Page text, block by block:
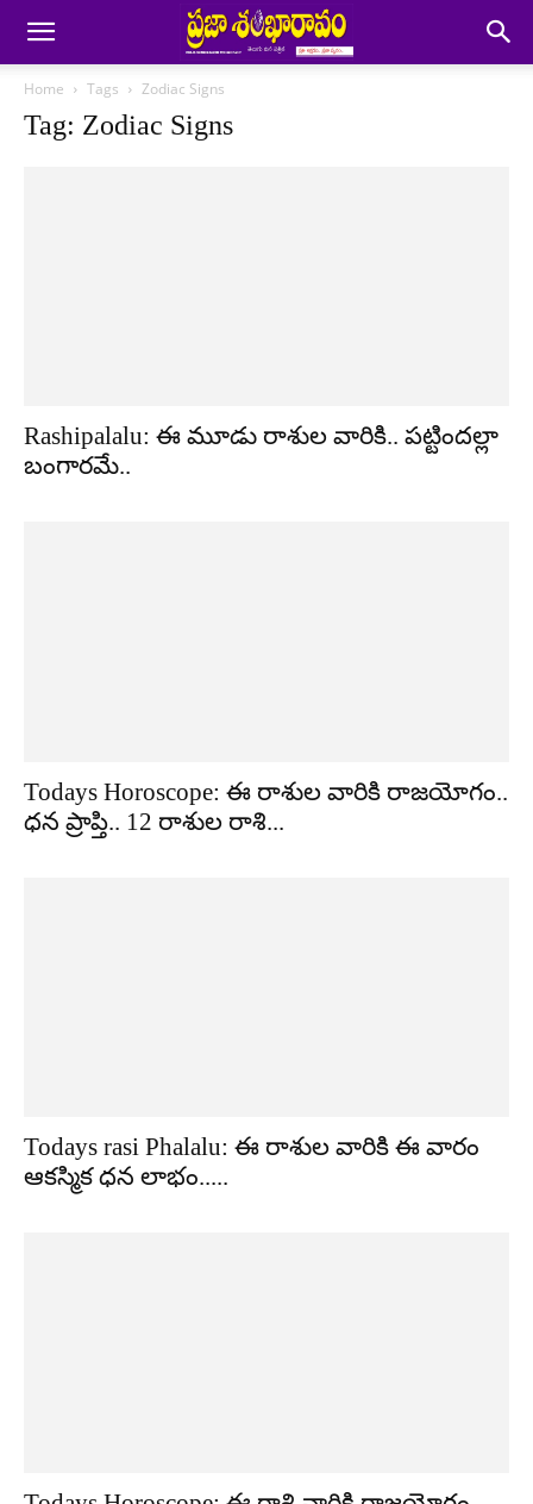
Home Tags Zodiac Signs
Tag: Zodiac Signs
Rashipalalu: ఈ మూడు రాశుల వారికి.. పట్టిందల్లా
బంగారమే..
Todays Horoscope: ఈ రాశుల వారికి రాజయోగం..
ధన ప్రాప్తి.. 12 రాశుల రాశి...
Todays rasi Phalalu: ఈ రాశుల వారికి ఈ వారం
ఆకస్మిక ధన లాభం.....